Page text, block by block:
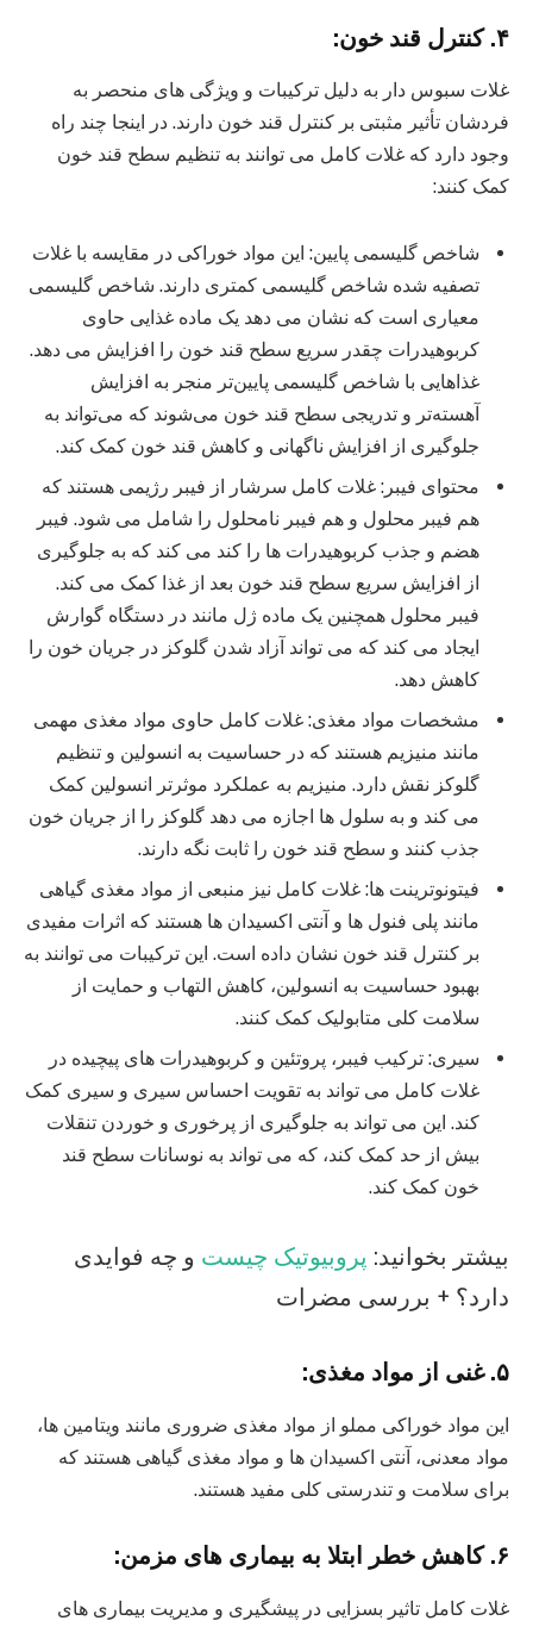
۴. کنترل قند خون:
غلات سبوس دار به دلیل ترکیبات و ویژگی های منحصر به
فردشان تأثیر مثبتی بر کنترل قند خون دارند. در اینجا چند راه
وجود دارد که غلات کامل می توانند به تنظیم سطح قند خون
کمک کنند:
شاخص گلیسمی پایین: این مواد خوراکی در مقایسه با غلات
تصفیه شده شاخص گلیسمی کمتری دارند. شاخص گلیسمی
معیاری است که نشان می دهد یک ماده غذایی حاوی
کربوهیدرات چقدر سریع سطح قند خون را افزایش می دهد.
غذاهایی با شاخص گلیسمی پایین‌تر منجر به افزایش
آهسته‌تر و تدریجی سطح قند خون می‌شوند که می‌تواند به
جلوگیری از افزایش ناگهانی و کاهش قند خون کمک کند.
محتوای فیبر: غلات کامل سرشار از فیبر رژیمی هستند که
هم فیبر محلول و هم فیبر نامحلول را شامل می شود. فیبر
هضم و جذب کربوهیدرات ها را کند می کند که به جلوگیری
از افزایش سریع سطح قند خون بعد از غذا کمک می کند.
فیبر محلول همچنین یک ماده ژل مانند در دستگاه گوارش
ایجاد می کند که می تواند آزاد شدن گلوکز در جریان خون را
کاهش دهد.
مشخصات مواد مغذی: غلات کامل حاوی مواد مغذی مهمی
مانند منیزیم هستند که در حساسیت به انسولین و تنظیم
گلوکز نقش دارد. منیزیم به عملکرد موثرتر انسولین کمک
می کند و به سلول ها اجازه می دهد گلوکز را از جریان خون
جذب کنند و سطح قند خون را ثابت نگه دارند.
فیتونوترینت ها: غلات کامل نیز منبعی از مواد مغذی گیاهی
مانند پلی فنول ها و آنتی اکسیدان ها هستند که اثرات مفیدی
بر کنترل قند خون نشان داده است. این ترکیبات می توانند به
بهبود حساسیت به انسولین، کاهش التهاب و حمایت از
سلامت کلی متابولیک کمک کنند.
سیری: ترکیب فیبر، پروتئین و کربوهیدرات های پیچیده در
غلات کامل می تواند به تقویت احساس سیری و سیری کمک
کند. این می تواند به جلوگیری از پرخوری و خوردن تنقلات
بیش از حد کمک کند، که می تواند به نوسانات سطح قند
خون کمک کند.
بیشتر بخوانید: پروبیوتیک چیست و چه فوایدی
دارد؟ + بررسی مضرات
۵. غنی از مواد مغذی:
این مواد خوراکی مملو از مواد مغذی ضروری مانند ویتامین ها،
مواد معدنی، آنتی اکسیدان ها و مواد مغذی گیاهی هستند که
برای سلامت و تندرستی کلی مفید هستند.
۶. کاهش خطر ابتلا به بیماری های مزمن:
غلات کامل تاثیر بسزایی در پیشگیری و مدیریت بیماری های